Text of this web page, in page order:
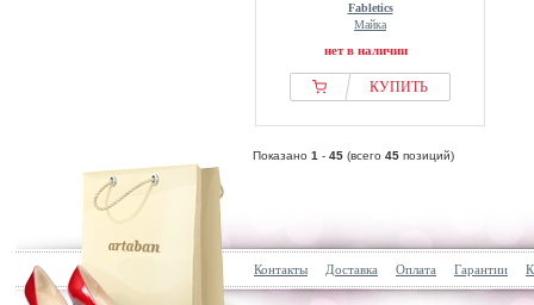
Fabletics
Майка
нет в наличии
КУПИТЬ
Показано 1 - 45 (всего 45 позиций)
Контакты Доставка Оплата Гарантии